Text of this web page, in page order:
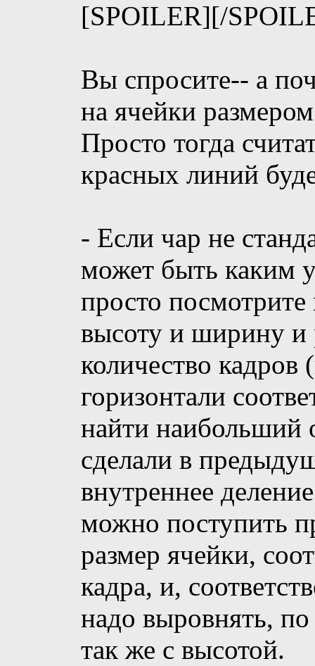
[SPOILER][/
Вы спросите-- а
на ячейки
Просто тогда
красных линий
- Если чар не
может быть каким
просто посмотрите
высоту и ширину и
количество кадров
горизонтали
найти наибольший
сделали в
внутреннее
можно поступить
размер ячейки,
кадра, и,
надо выровнять,
так же с высотой.